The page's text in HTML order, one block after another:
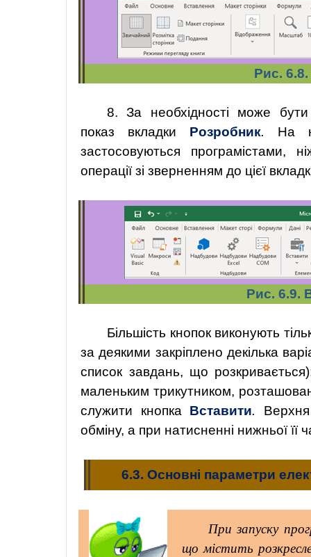
Рис.
8. За необхідності може
показ вкладки Розробник.
На
застосовуються програмістами,
операції зі зверненням до цієї
Рис. 6.9.
Більшість кнопок виконують
за деякими закріплено декілька
список завдань, що
маленьким трикутником,
служити кнопка Вставити.
обміну, а при натисненні нижньої
6.3. Основні параметри
При запуску
що містить